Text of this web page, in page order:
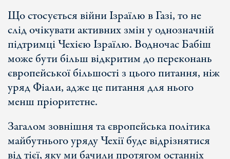
Що стосується війни Ізраїлю в Газі, то не
слід очікувати активних змін у однозначній
підтримці Чехією Ізраїлю. Водночас Бабіш
може бути більш відкритим до переконань
європейської більшості з цього питання, ніж
уряд Фіали, адже це питання для нього
менш пріоритетне.
Загалом зовнішня та європейська політика
майбутнього уряду Чехії буде відрізнятися
від тієї, яку ми бачили протягом останніх